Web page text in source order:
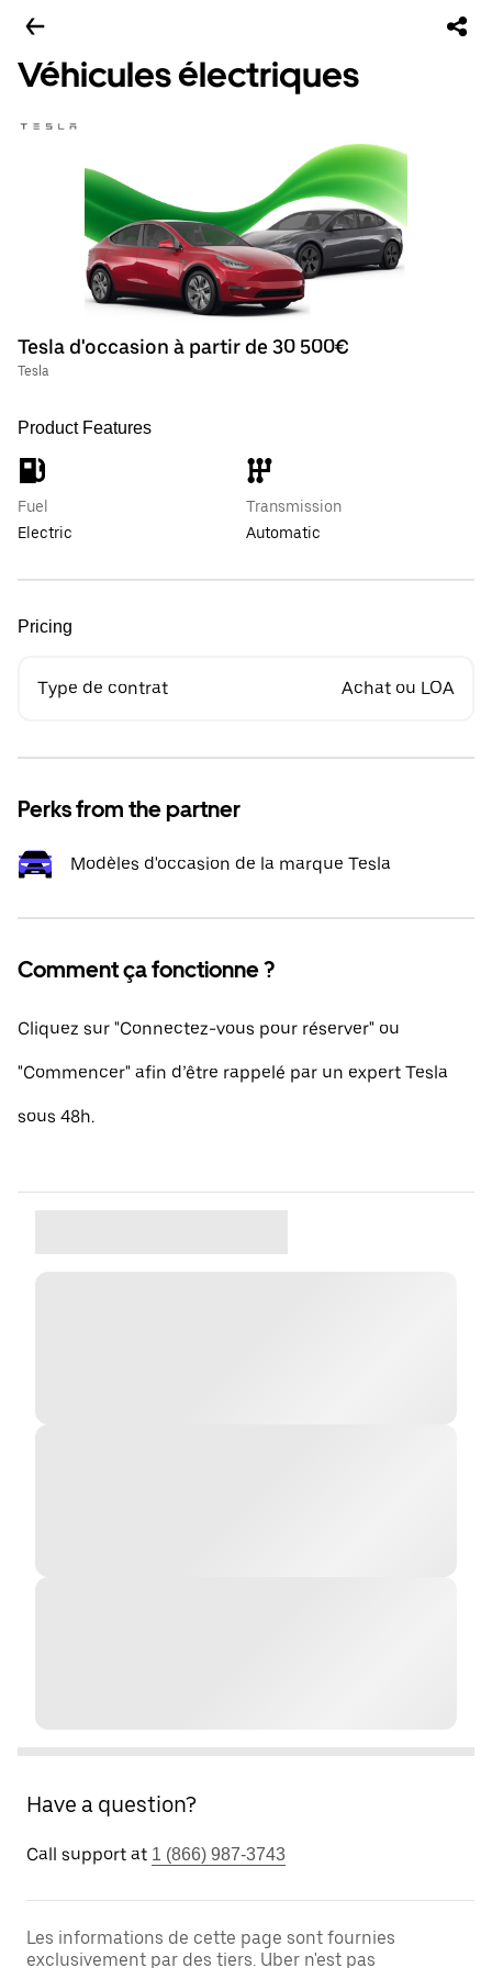
Véhicules électriques
Tesla d'occasion à partir de 30 500€
Tesla
Product Features
Fuel
Electric
Transmission
Automatic
Pricing
Type de contrat Achat ou LOA
Perks from the partner
Modèles d'occasion de la marque Tesla
Comment ça fonctionne ?
Cliquez sur "Connectez-vous pour réserver" ou
"Commencer" afin d’être rappelé par un expert Tesla
sous 48h.
Have a question?
Call support at 1 (866) 987-3743
Les informations de cette page sont fournies
exclusivement par des tiers. Uber n'est pas